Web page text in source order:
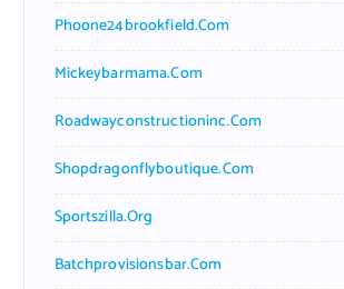
Phoone24brookfield.com
Mickeybarmama.com
Roadwayconstructioninc.com
Shopdragonflyboutique.com
Sportszilla.org
Batchprovisionsbar.com